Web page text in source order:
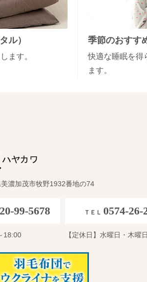
ル）
ます。
季節のおすす
快適な睡眠を得
ます。
濃加茂市牧野1932番地の74
99-5678 ＴＥＬ0574-26-
18:00 【定休日】水曜日・木曜日